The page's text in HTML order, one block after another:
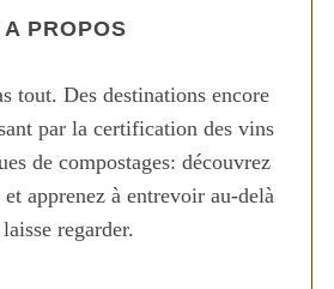
A PROPOS
tout. Des destinations encore
par la certification des vins
de compostages: découvrez
apprenez à entrevoir au-delà
regarder.